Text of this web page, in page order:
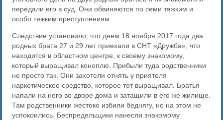
передали его в суд. Они обвиняются по семи тяжким и
особо тяжким преступлениям
Следствие установило, что днем 18 ноября 2017 года два
родных брата 27 и 29 лет приехали в СНТ «Дружба», что
находится в областном центре, к своему знакомому,
который выращивал коноплю. Прибыли туда родственники
не просто так. Они захотели отнять у приятеля
наркотическое средство, которое тот выращивал. Братья
напали на него во дворе дома и затащили в его же жилище.
Там родственники жестоко избили беднягу, но на этом не
успокоились. Беспредельщики нанесли знакомому